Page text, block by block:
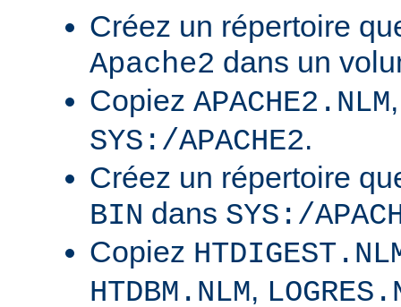
Créez un répertoire
Apache2 dans un
Copiez APACHE2.NLM
SYS:/APACHE2.
Créez un répertoire
BIN dans SYS:/
Copiez
HTDBM.NLM,